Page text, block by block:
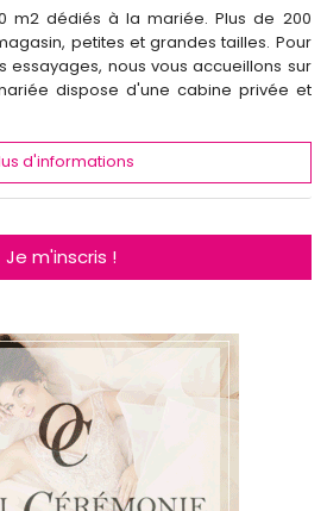
m2 dédiés à la mariée. Plus de 200
petites et grandes tailles. Pour
essayages, nous vous accueillons sur
dispose d'une cabine privée et
d'informations
Je m'inscris !